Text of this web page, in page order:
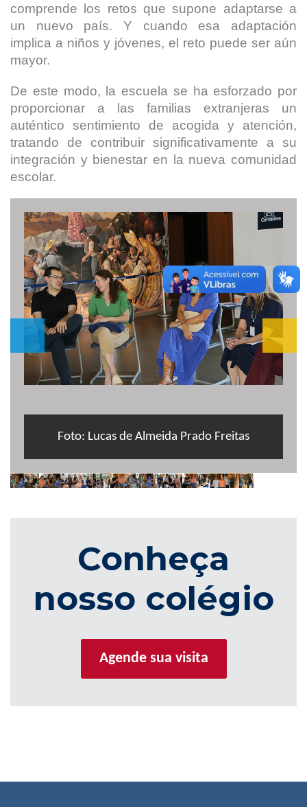
comprende los retos que supone adaptarse a
un nuevo país. Y cuando esa adaptación
implica a niños y jóvenes, el reto puede ser aún
mayor.
De este modo, la escuela se ha esforzado por
proporcionar a las familias extranjeras un
auténtico sentimiento de acogida y atención,
tratando de contribuir significativamente a su
integración y bienestar en la nueva comunidad
escolar.
Foto: Lucas de Almeida Prado Freitas
Conheça
nosso colégio
Agende sua visita